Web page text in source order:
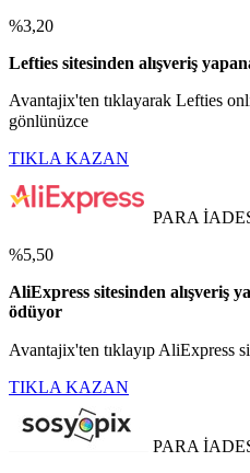
%3,20
Lefties sitesinden alışveriş
Avantajix'ten tıklayarak Lefties
gönlünüzce
TIKLA KAZAN
PARA
%5,50
AliExpress sitesinden alışveriş
ödüyor
Avantajix'ten tıklayıp AliExpress
TIKLA KAZAN
PARA